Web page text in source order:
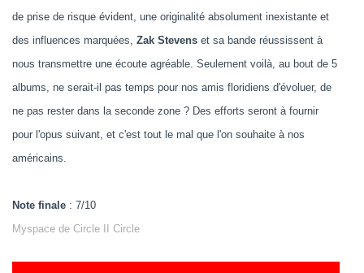
de prise de risque évident, une originalité absolument inexistante et
des influences marquées, Zak Stevens et sa bande réussissent à
nous transmettre une écoute agréable. Seulement voilà, au bout de 5
albums, ne serait-il pas temps pour nos amis floridiens d'évoluer, de
ne pas rester dans la seconde zone ? Des efforts seront à fournir
pour l'opus suivant, et c'est tout le mal que l'on souhaite à nos
américains.
Note finale : 7/10
Myspace de Circle II Circle